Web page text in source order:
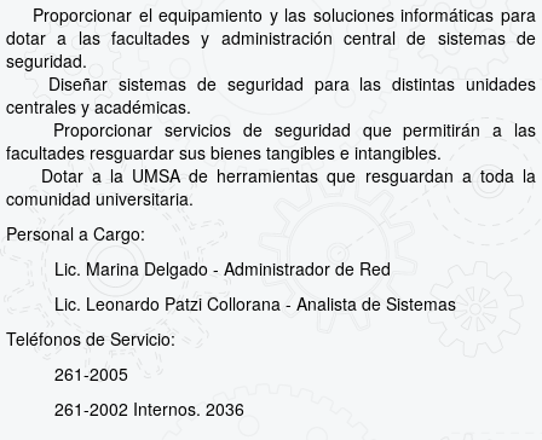
Proporcionar el equipamiento y las soluciones informáticas para
dotar a las facultades y administración central de sistemas de
seguridad.
Diseñar sistemas de seguridad para las distintas unidades
centrales y académicas.
Proporcionar servicios de seguridad que permitirán a las
facultades resguardar sus bienes tangibles e intangibles.
Dotar a la UMSA de herramientas que resguardan a toda la
comunidad universitaria.
Personal a Cargo:
Lic. Marina Delgado - Administrador de Red
Lic. Leonardo Patzi Collorana - Analista de Sistemas
Teléfonos de Servicio:
261-2005
261-2002 Internos. 2036